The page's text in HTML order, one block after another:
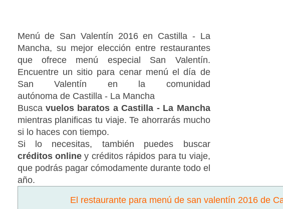
Menú de San Valentín 2016 en Castilla - La
Mancha, su mejor elección entre restaurantes
que ofrece menú especial San Valentín.
Encuentre un sitio para cenar menú el día de
San Valentín en la comunidad
autónoma de Castilla - La Mancha
Busca vuelos baratos a Castilla - La Mancha
mientras planificas tu viaje. Te ahorrarás mucho
si lo haces con tiempo.
Si lo necesitas, también puedes buscar
créditos onliney créditos rápidos para tu viaje,
que podrás pagar cómodamente durante todo el
año.
El restaurante para menú de san valentín 2016 de